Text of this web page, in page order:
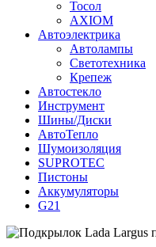
Тосол
AXIOM
Автоэлектрика
Автолампы
Светотехника
Крепеж
Автостекло
Инструмент
Шины/Диски
АвтоТепло
Шумоизоляция
SUPROTEC
Пистоны
Аккумуляторы
G21